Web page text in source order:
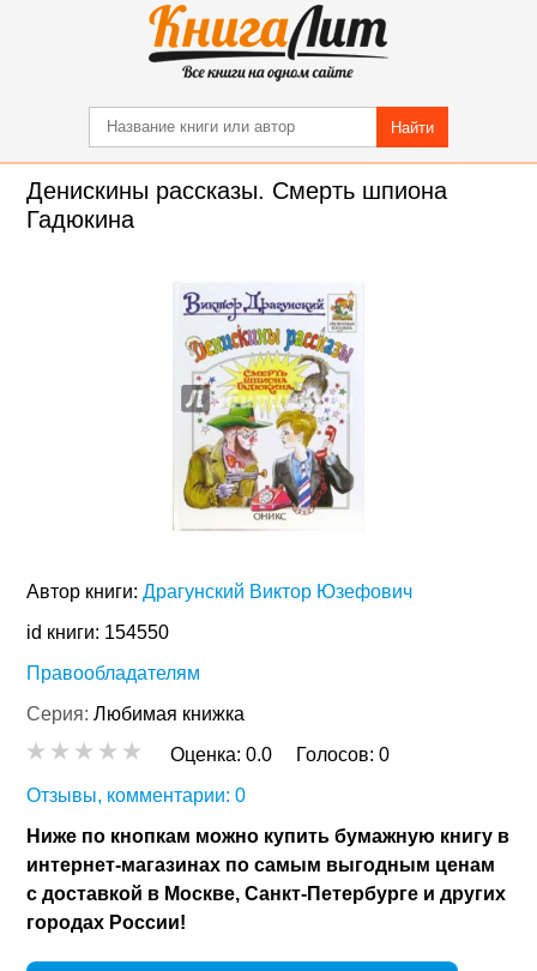
Найти
Денискины рассказы. Смерть шпиона
Гадюкина
Автор книги:Драгунский Виктор Юзефович
id книги: 154550
Правообладателям
Серия:Любимая книжка
Оценка:0.0 Голосов:0
Отзывы, комментарии: 0
Ниже по кнопкам можно купить бумажную книгу в
интернет-магазинах по самым выгодным ценам
с доставкой в Москве, Санкт-Петербурге и других
городах России!